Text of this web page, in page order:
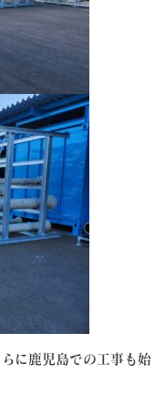
に鹿児島での工事も始